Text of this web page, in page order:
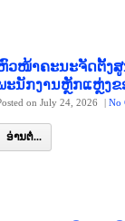
ວໜ້າຄະນະຈັດຕັ້
ະນັກງານຫຼັກແຫຼ່ງຂ
on July 24, 2026 | No
ອ່ານຕໍ່...